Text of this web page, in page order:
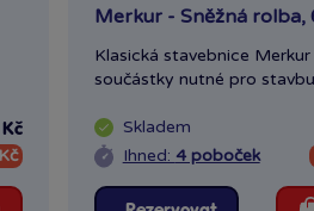
Kč
Merkur - Sněžná rolba,
Klasická stavebnice
součástky nutné pro
Skladem
Ihned: 4 poboček